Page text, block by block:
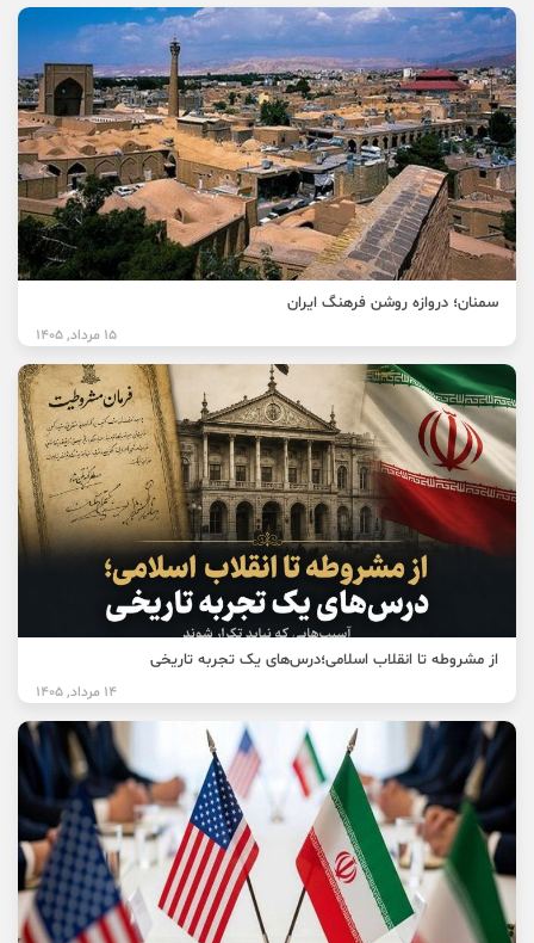
سمنان؛ دروازه روشن فرهنگ ایران
15 مرداد, 1405
از مشروطه تا انقلاب اسلامی؛درس‌های یک تجربه تاریخی
14 مرداد, 1405